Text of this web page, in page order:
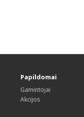
Papildomai
Gamintojai
Akcijos